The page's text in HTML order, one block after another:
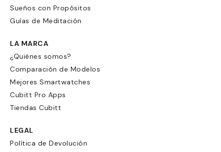
Sueños con Propósitos
Guías de Meditación
LA MARCA
¿Quiénes somos?
Comparación de Modelos
Mejores Smartwatches
Cubitt Pro Apps
Tiendas Cubitt
LEGAL
Política de Devolución